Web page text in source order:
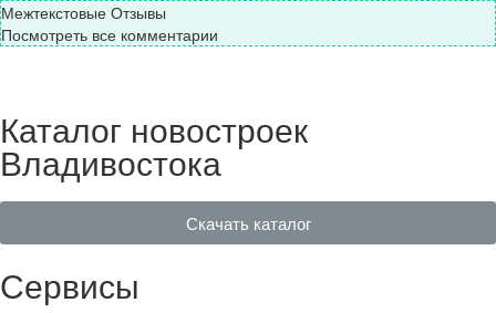
Межтекстовые Отзывы
Посмотреть все комментарии
Каталог новостроек
Владивостока
Скачать каталог
Сервисы